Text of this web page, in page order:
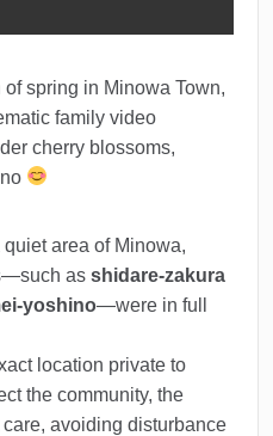
spring in Minowa Town,
family video
cherry blossoms,
area of Minowa,
as shidare-zakura
yoshino—were in full
location private to
the community, the
avoiding disturbance